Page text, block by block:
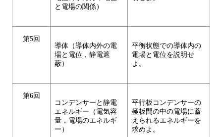
と電場の関係）
第5回
導体（導体内外の電
場と電位，静電遮
蔽）
平衡状態での導体内の
電場と電位を説明せ
よ。
第6回
コンデンサーと静電
エネルギー（電気容
量，電場のエネルギ
ー）
平行板コンデンサーの
極板間の中の電場に蓄
えられるエネルギーを
求めよ。